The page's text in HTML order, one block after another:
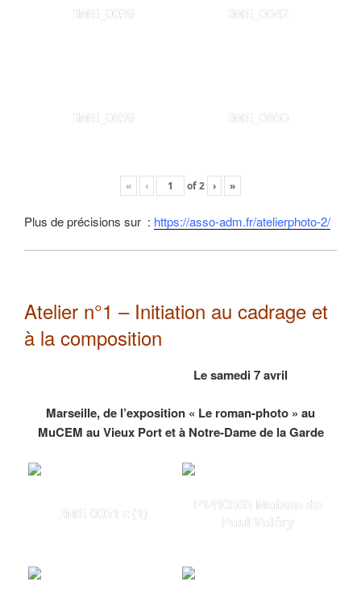
IMG_0039 IMG_0042
IMG_0859 IMG_0860
« ‹ of2 › »
Plus de précisions sur : https://asso-adm.fr/atelierphoto-2/
Atelier n°1 – Initiation au cadrage et
à la composition
Le samedi 7 avril
Marseille, de l’exposition « Le roman-photo » au
MuCEM au Vieux Port et à Notre-Dame de la Garde
IMG 0051 c (1)
P1410505 Maison de
Paul Valéry